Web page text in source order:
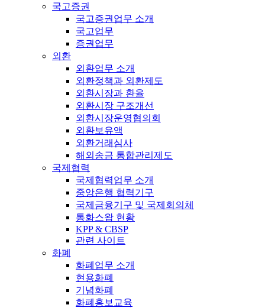
국고증권
국고증권업무 소개
국고업무
증권업무
외환
외환업무 소개
외환정책과 외환제도
외환시장과 환율
외환시장 구조개선
외환시장운영협의회
외환보유액
외환거래심사
해외송금 통합관리제도
국제협력
국제협력업무 소개
중앙은행 협력기구
국제금융기구 및 국제회의체
통화스왑 현황
KPP & CBSP
관련 사이트
화폐
화폐업무 소개
현용화폐
기념화폐
화폐홍보교육